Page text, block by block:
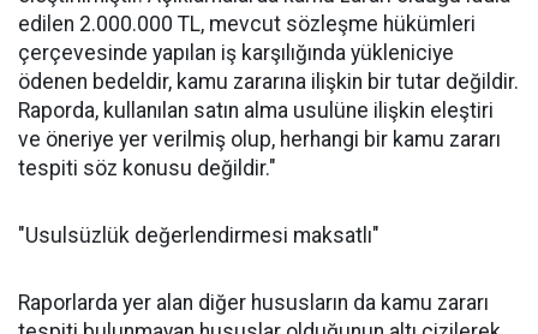
edilen 2.000.000 TL, mevcut sözleşme hükümleri
çerçevesinde yapılan iş karşılığında yükleniciye
ödenen bedeldir, kamu zararına ilişkin bir tutar değildir.
Raporda, kullanılan satın alma usulüne ilişkin eleştiri
ve öneriye yer verilmiş olup, herhangi bir kamu zararı
tespiti söz konusu değildir."
"Usulsüzlük değerlendirmesi maksatlı"
Raporlarda yer alan diğer hususların da kamu zararı